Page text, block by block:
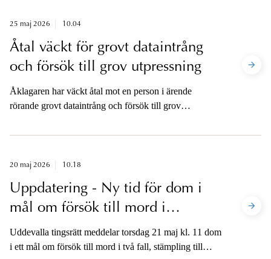
25 maj 2026 10.04
Åtal väckt för grovt dataintrång
och försök till grov utpressning
Åklagaren har väckt åtal mot en person i ärende
rörande grovt dataintrång och försök till grov
Verisure Sverige AB.
20 maj 2026 10.18
Uppdatering - Ny tid för dom i
mål om försök till mord i
Uddevalla och Malmö
Uddevalla tingsrätt meddelar torsdag 21 maj kl. 11 dom
i ett mål om försök till mord i två fall, stämpling till